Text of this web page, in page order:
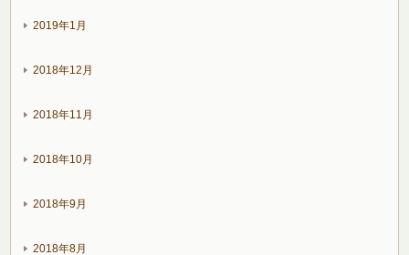
2019年1月
2018年12月
2018年11月
2018年10月
2018年9月
2018年8月